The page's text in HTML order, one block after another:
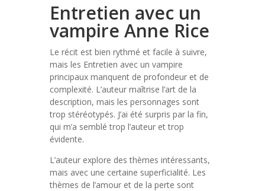
Entretien avec un
vampire Anne Rice
Le récit est bien rythmé et facile à suivre,
mais les Entretien avec un vampire
principaux manquent de profondeur et de
complexité. L’auteur maîtrise l’art de la
description, mais les personnages sont
trop stéréotypés. J’ai été surpris par la fin,
qui m’a semblé trop l’auteur et trop
évidente.
L’auteur explore des thèmes intéressants,
mais avec une certaine superficialité. Les
thèmes de l’amour et de la perte sont